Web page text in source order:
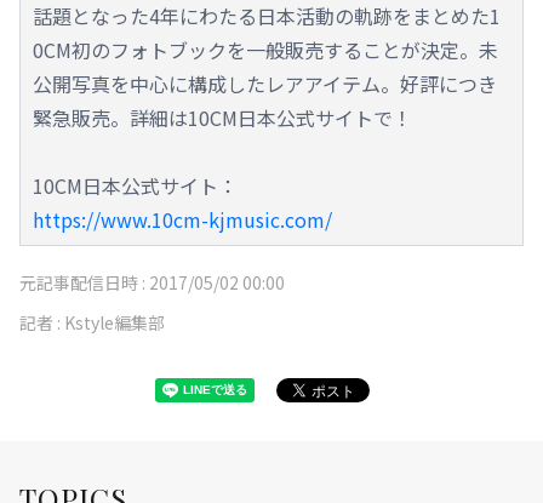
話題となった4年にわたる日本活動の軌跡をまとめた1
0CM初のフォトブックを一般販売することが決定。未
公開写真を中心に構成したレアアイテム。好評につき
緊急販売。詳細は10CM日本公式サイトで！
10CM日本公式サイト：
https://www.10cm-kjmusic.com/
元記事配信日時 : 2017/05/02 00:00
記者 : Kstyle編集部